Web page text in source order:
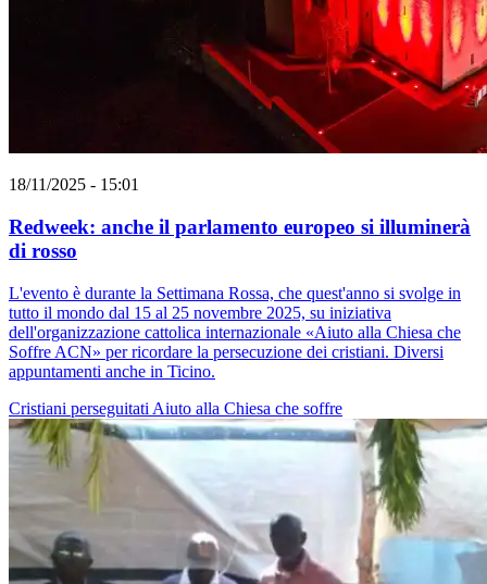
18/11/2025 - 15:01
Redweek: anche il parlamento europeo si illuminerà
di rosso
L'evento è durante la Settimana Rossa, che quest'anno si svolge in
tutto il mondo dal 15 al 25 novembre 2025, su iniziativa
dell'organizzazione cattolica internazionale «Aiuto alla Chiesa che
Soffre ACN» per ricordare la persecuzione dei cristiani. Diversi
appuntamenti anche in Ticino.
Cristiani perseguitati Aiuto alla Chiesa che soffre